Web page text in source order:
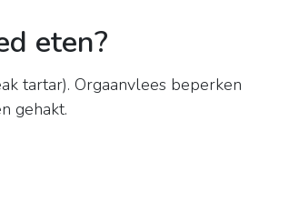
eten?
tartar). Orgaanvlees beperken
gehakt.